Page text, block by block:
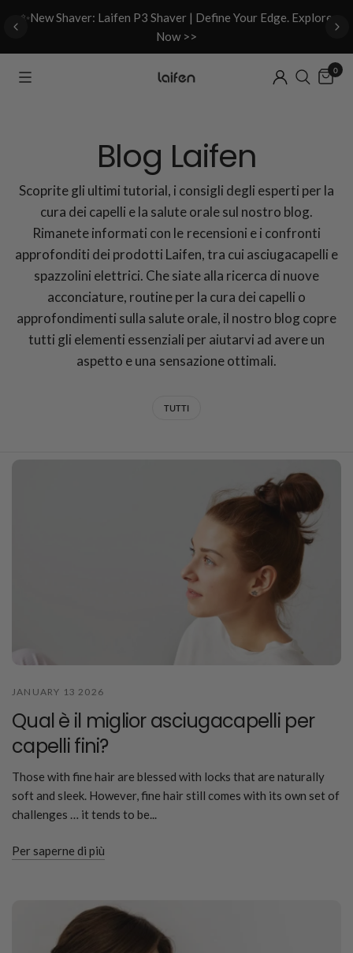
✨New Shaver: Laifen P3 Shaver | Define Your Edge. Explore
Now >>
0
Blog Laifen
Scoprite gli ultimi tutorial, i consigli degli esperti per la
cura dei capelli e la salute orale sul nostro blog.
Rimanete informati con le recensioni e i confronti
approfonditi dei prodotti Laifen, tra cui asciugacapelli e
spazzolini elettrici. Che siate alla ricerca di nuove
acconciature, routine per la cura dei capelli o
approfondimenti sulla salute orale, il nostro blog copre
tutti gli elementi essenziali per aiutarvi ad avere un
aspetto e una sensazione ottimali.
TUTTI
JANUARY 13 2026
Qual è il miglior asciugacapelli per
capelli fini?
Those with fine hair are blessed with locks that are naturally
soft and sleek. However, fine hair still comes with its own set of
challenges … it tends to be...
Per saperne di più